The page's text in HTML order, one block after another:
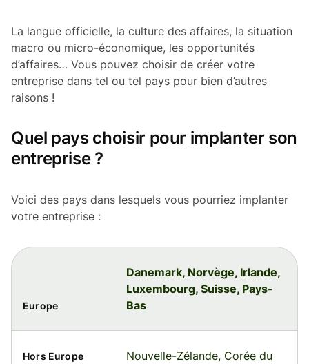
La langue officielle, la culture des affaires, la situation
macro ou micro-économique, les opportunités
d’affaires… Vous pouvez choisir de créer votre
entreprise dans tel ou tel pays pour bien d’autres
raisons !
Quel pays choisir pour implanter son
entreprise ?
Voici des pays dans lesquels vous pourriez implanter
votre entreprise :
Europe
Danemark, Norvège, Irlande,
Luxembourg, Suisse, Pays-
Bas
Hors Europe
Nouvelle-Zélande, Corée du